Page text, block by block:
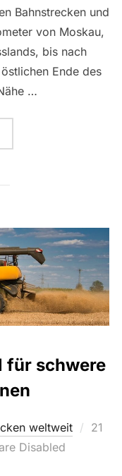
Bahnstrecken und
von Moskau,
bis nach
Ende des
…
für schwere
weltweit
21
Disabled